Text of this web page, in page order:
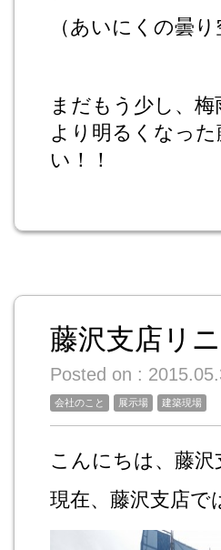
（あいにくの曇
まだもう少し、
より明るくなっ
い！！
藤沢支店リ
Posted on :
会社のこと 展示場 建築現場
こんにちは、藤沢
現在、藤沢支店で